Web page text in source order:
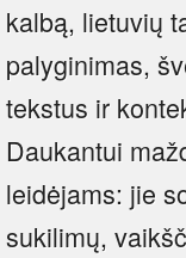
kalbą, lietuvių
palyginimas,
tekstus ir
Daukantui
leidėjams: jie
sukilimų,